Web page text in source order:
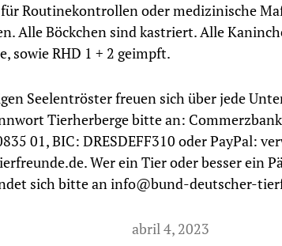
Routinekontrollen oder medizinische
Alle Böckchen sind kastriert. Alle
sowie RHD 1 + 2 geimpft.
Seelentröster freuen sich über jede
Tierherberge bitte an:
01, BIC: DRESDEFF310 oder PayPal:
Wer ein Tier oder besser ein
sich bitte an info@bund-deutscher-
abril 4, 2023